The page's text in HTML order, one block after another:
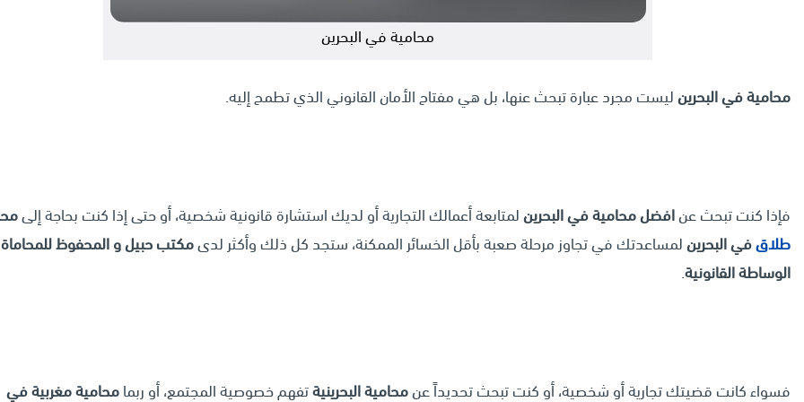
محامية في البحرين
محامية في البحرينليست مجرد عبارة تبحث عنها، بل هي مفتاح الأمان القانوني الذي تطمح إليه.
فإذا كنت تبحث عنافضل محامية في البحرينلمتابعة أعمالك التجارية أو لديك استشارة قانونية شخصية، أو حتى إذا كنت بحاجة إلى
طلاقفي البحرينلمساعدتك في تجاوز مرحلة صعبة بأقل الخسائر الممكنة، ستجد كل ذلك وأكثر لدىمكتب حبيل و المحفوظ
الوساطة القانونية.
فسواء كانت قضيتك تجارية أو شخصية، أو كنت تبحث تحديداً عنمحامية البحرينيةتفهم خصوصية المجتمع، أو ربمامحامية مغربية في